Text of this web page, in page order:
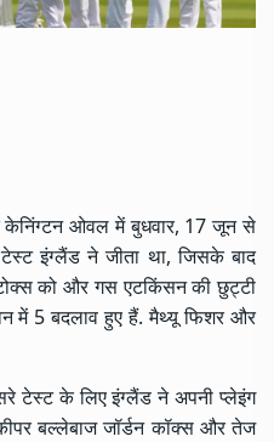
ओवल में बुधवार, 17 जून से
इंग्लैंड ने जीता था, जिसके बाद
को और गस एटकिंसन की छुट्टी
में 5 बदलाव हुए हैं. मैथ्यू फिशर और
टेस्ट के लिए इंग्लैंड ने अपनी प्लेइंग
बल्लेबाज जॉर्डन कॉक्स और तेज